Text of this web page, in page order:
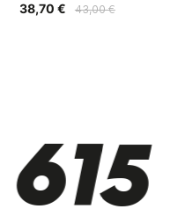
43,00 €
38,70 €